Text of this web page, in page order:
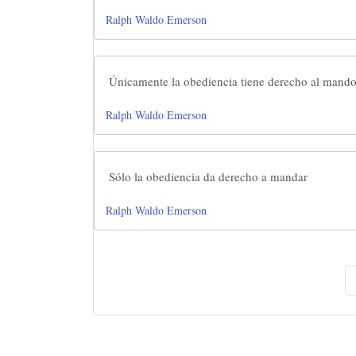
Ralph Waldo Emerson
Únicamente la obediencia tiene derecho al mando
Ralph Waldo Emerson
Sólo la obediencia da derecho a mandar
Ralph Waldo Emerson